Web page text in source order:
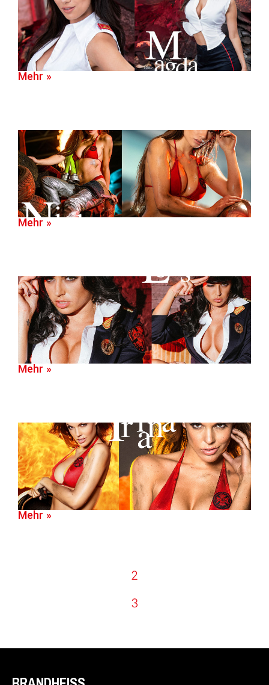
2
3
Mehr »
Mehr »
Mehr »
Mehr »